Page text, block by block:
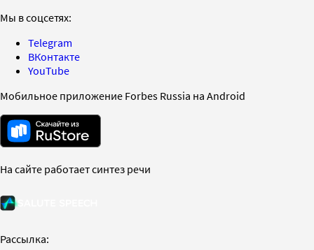
Мы в соцсетях:
Telegram
ВКонтакте
YouTube
Мобильное приложение Forbes Russia на Android
На сайте работает синтез речи
Рассылка: